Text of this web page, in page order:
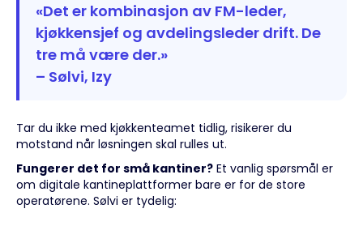
«Det er kombinasjon av FM-leder,
kjøkkensjef og avdelingsleder drift. De
tre må være der.»
– Sølvi, Izy
Tar du ikke med kjøkkenteamet tidlig, risikerer du
motstand når løsningen skal rulles ut.
Fungerer det for små kantiner? Et vanlig spørsmål er
om digitale kantineplattformer bare er for de store
operatørene. Sølvi er tydelig: